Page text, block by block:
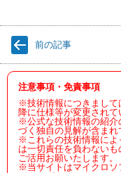
前の記事
注意事項・免責事項
※技術情報につきまして
降に仕様等が変更されて
※公式な技術情報の紹介
づく独自の見解が含まれ
※これらの技術情報によ
は一切責任を負わないも
ご活用お願いたします。
※当サイトはマイクロソ